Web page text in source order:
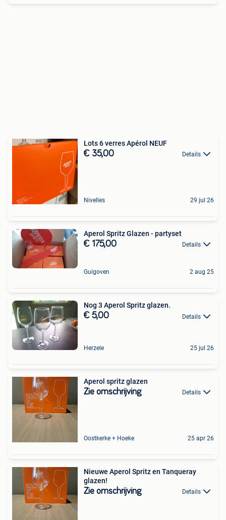
Lots 6 verres Apérol NEUF
€ 35,00 Details
Nivelles 29 jul 26
Aperol Spritz Glazen - partyset
€ 175,00 Details
Guigoven 2 aug 25
Nog 3 Aperol Spritz glazen.
€ 5,00 Details
Herzele 25 jul 26
Aperol spritz glazen
Zie omschrijving Details
Oostkerke + Hoeke 25 apr 26
Nieuwe Aperol Spritz en Tanqueray
glazen!
Zie omschrijving Details